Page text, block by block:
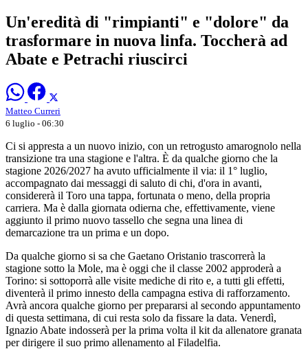
Un'eredità di "rimpianti" e "dolore" da
trasformare in nuova linfa. Toccherà ad
Abate e Petrachi riuscirci
Matteo Curreri
6 luglio - 06:30
Ci si appresta a un nuovo inizio, con un retrogusto amarognolo nella
transizione tra una stagione e l'altra. È da qualche giorno che la
stagione 2026/2027 ha avuto ufficialmente il via: il 1° luglio,
accompagnato dai messaggi di saluto di chi, d'ora in avanti,
considererà il Toro una tappa, fortunata o meno, della propria
carriera. Ma è dalla giornata odierna che, effettivamente, viene
aggiunto il primo nuovo tassello che segna una linea di
demarcazione tra un prima e un dopo.
Da qualche giorno si sa che Gaetano Oristanio trascorrerà la
stagione sotto la Mole, ma è oggi che il classe 2002 approderà a
Torino: si sottoporrà alle visite mediche di rito e, a tutti gli effetti,
diventerà il primo innesto della campagna estiva di rafforzamento.
Avrà ancora qualche giorno per prepararsi al secondo appuntamento
di questa settimana, di cui resta solo da fissare la data. Venerdì,
Ignazio Abate indosserà per la prima volta il kit da allenatore granata
per dirigere il suo primo allenamento al Filadelfia.